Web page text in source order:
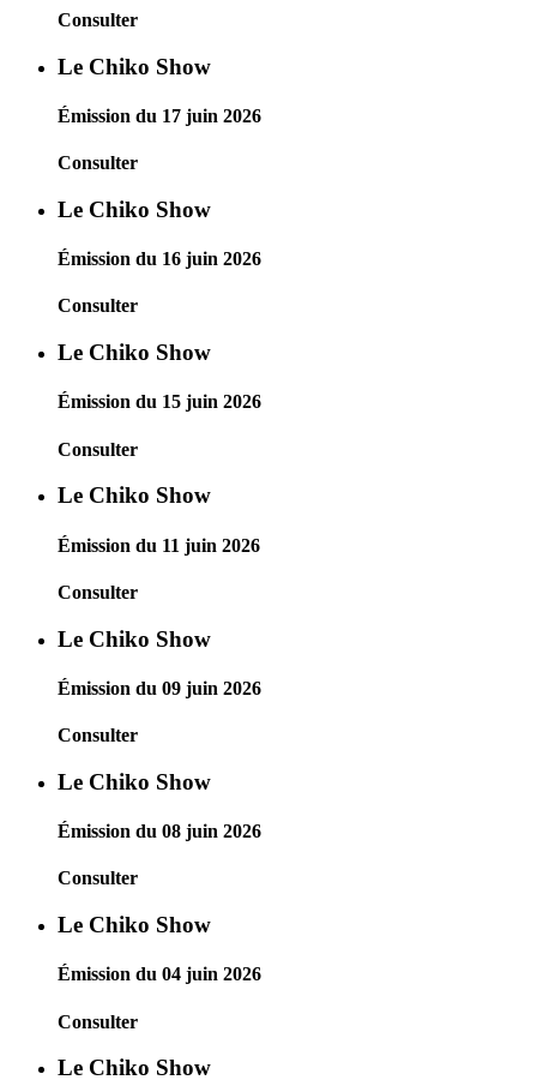
Consulter
Le Chiko Show
Émission du 17 juin 2026
Consulter
Le Chiko Show
Émission du 16 juin 2026
Consulter
Le Chiko Show
Émission du 15 juin 2026
Consulter
Le Chiko Show
Émission du 11 juin 2026
Consulter
Le Chiko Show
Émission du 09 juin 2026
Consulter
Le Chiko Show
Émission du 08 juin 2026
Consulter
Le Chiko Show
Émission du 04 juin 2026
Consulter
Le Chiko Show